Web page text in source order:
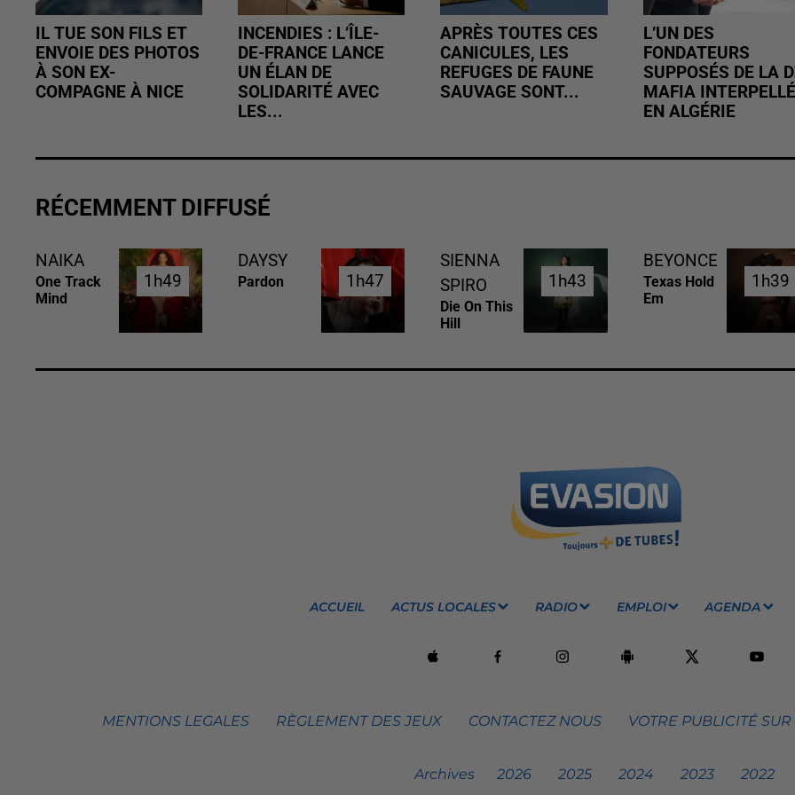
IL TUE SON FILS ET
ENVOIE DES PHOTOS
À SON EX-
COMPAGNE À NICE
INCENDIES : L’ÎLE-
DE-FRANCE LANCE
UN ÉLAN DE
SOLIDARITÉ AVEC
LES...
APRÈS TOUTES CES
CANICULES, LES
REFUGES DE FAUNE
SAUVAGE SONT...
L’UN DES
FONDATEURS
SUPPOSÉS DE LA
MAFIA INTERPELLÉ
EN ALGÉRIE
RÉCEMMENT DIFFUSÉ
NAIKA
One Track
Mind
1h49
1h49
DAYSY
Pardon 1h47
1h47
SIENNA
SPIRO
Die On This
Hill
1h43
1h43
BEYONCE
Texas Hold
Em
1h39
1h39
ACCUEIL ACTUS LOCALES RADIO EMPLOI AGENDA
MENTIONS LEGALES RÈGLEMENT DES JEUX CONTACTEZ NOUS VOTRE PUBLICITÉ
Archives 2026 2025 2024 2023 2022